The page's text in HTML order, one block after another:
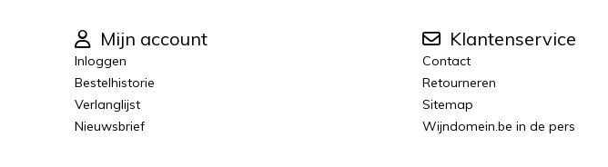
Mijn account
Inloggen
Bestelhistorie
Verlanglijst
Nieuwsbrief
Klantenservice
Contact
Retourneren
Sitemap
Wijndomein.be in de pers